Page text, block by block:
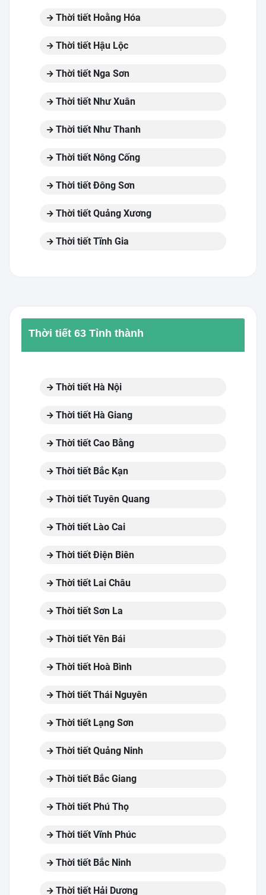
Thời tiết Hoằng Hóa
Thời tiết Hậu Lộc
Thời tiết Nga Sơn
Thời tiết Như Xuân
Thời tiết Như Thanh
Thời tiết Nông Cống
Thời tiết Đông Sơn
Thời tiết Quảng Xương
Thời tiết Tĩnh Gia
Thời tiết 63 Tỉnh thành
Thời tiết Hà Nội
Thời tiết Hà Giang
Thời tiết Cao Bằng
Thời tiết Bắc Kạn
Thời tiết Tuyên Quang
Thời tiết Lào Cai
Thời tiết Điện Biên
Thời tiết Lai Châu
Thời tiết Sơn La
Thời tiết Yên Bái
Thời tiết Hoà Bình
Thời tiết Thái Nguyên
Thời tiết Lạng Sơn
Thời tiết Quảng Ninh
Thời tiết Bắc Giang
Thời tiết Phú Thọ
Thời tiết Vĩnh Phúc
Thời tiết Bắc Ninh
Thời tiết Hải Dương